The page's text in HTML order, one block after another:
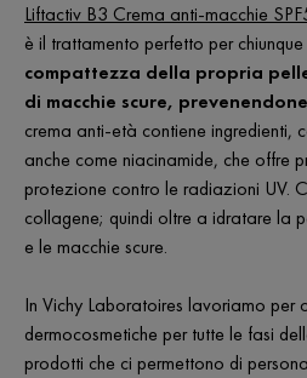
Liftactiv B3 Crema anti-macchie
è il trattamento perfetto per
compattezza della propria
di macchie scure,
crema anti-età contiene ingredienti,
anche come niacinamide, che offre
protezione contro le radiazioni UV.
collagene; quindi oltre a idratare la
e le macchie scure.
In Vichy Laboratoires lavoriamo per
dermocosmetiche per tutte le fasi
prodotti che ci permettono di